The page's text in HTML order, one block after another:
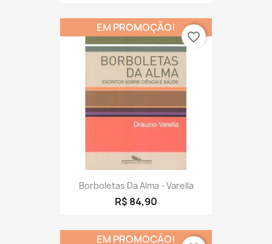
Borboletas Da Alma - Varella
R$ 84,90
EM PROMOÇÃO!
favorite_border
EM PROMOÇÃO!